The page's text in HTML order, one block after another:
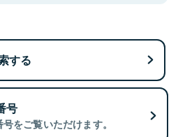
する
号
をご覧いただけます。